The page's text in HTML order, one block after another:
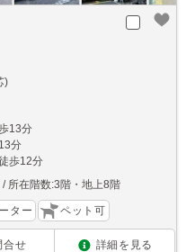
)
13分
分
歩12分
所在階数:3階・地上8階
ター ペット可
合せ 詳細を見る